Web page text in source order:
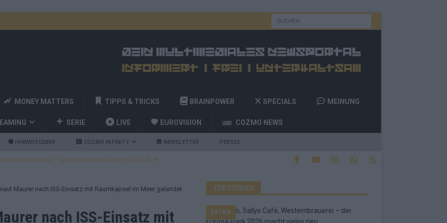
MONEY MATTERS TIPPS & TRICKS BRAINPOWER SPECIALS MEINUNG
SERIE LIVE EUROVISION COZMO NEWS
HINWEISGEBER COZMO INFINITY NEWSLETTER PRESSE
Bulgarien jubelt, Israel sorgt für Diskussionen, Deutschland geht
und Billy Joel – das ESC-Finale wird eine Party EUROVISION
– Startreihenfolge steht, Deutschland singt als Zweites!
Maurer nach ISS-Einsatz mit Raumkapsel im Meer gelandet
nach ISS-Einsatz mit
TOP STORIES
EXTRA